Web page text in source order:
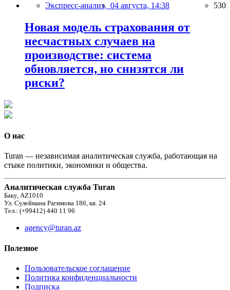
Экспресс-анализ, 04 августа, 14:38 530
Новая модель страхования от
несчастных случаев на
производстве: система
обновляется, но снизятся ли
риски?
О нас
Turan — независимая аналитическая служба, работающая на
стыке политики, экономики и общества.
Аналитическая служба Turan
Баку, AZ1010
Ул. Сулеймана Рагимова 186, кв. 24
Тел.: (+99412) 440 11 96
agency@turan.az
Полезное
Пользовательское соглашение
Политика конфиденциальности
Подписка